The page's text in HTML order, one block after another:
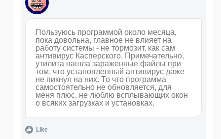
Пользуюсь программой около месяца,
пока довольна, главное не влияет на
работу системы - не тормозит, как сам
антивирус Касперского. Примечательно,
утилита нашла зараженные файлы при
том, что установленный антивирус даже
не пикнул на них. То что программа
самостоятельно не обновляется, для
меня плюс, не люблю всплывающих окон
о всяких загрузках и установках.
Like